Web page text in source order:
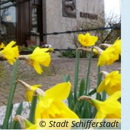
© Stadt Schifferstadt